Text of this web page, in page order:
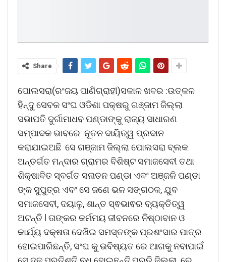
Share
ପୋଲସରା(ରଂଜୟ ପାଣିଗ୍ରାହୀ)ସକାଳ ଖବର :ଉତ୍କଳ
ହିନ୍ଦୁ ସେବକ ସଂଘ ଓଡିଶା ପକ୍ଷରୁ ଗଞ୍ଜାମ ଜିଲ୍ଲା
ସଭାପତି ଦୁର୍ଗାମାଧବ ପଣ୍ଡାଙ୍କୁ ରାଜ୍ୟ ସାଧାରଣ
ସମ୍ପାଦକ ଭାବରେ ନୂତନ ଦାୟିତ୍ୱ ପ୍ରଦାନ
କରାଯାଇଅଛି ସେ ଗଞ୍ଜାମ ଜିଲ୍ଲା ପୋଲସରା ବ୍ଲକ
ଅନ୍ତର୍ଗତ ମନ୍ଦାର ଗ୍ରାମର ବିଶିଷ୍ଟ ସମାଜସେବୀ ତଥା
ଶିକ୍ଷାବିତ ସ୍ବର୍ଗତ ସନାତନ ପଣ୍ଡା ଏବଂ ଅଞ୍ଜଳି ପଣ୍ଡା
ଙ୍କ ସୁପୁତ୍ର ଏବଂ ସେ ଜଣେ ଭଳ ସଙ୍ଗଠକ, ଯୁବ
ସମାଜସେବୀ, ଦୟାଳୁ, ଶାନ୍ତ ସ୍ଵଭାଵର ବ୍ୟକ୍ତିତ୍ୱ
ଅଟନ୍ତି l ତାଙ୍କର କର୍ମମୟ ଜୀବନରେ ନିଷ୍ଠାବାନ ଓ
କାର୍ଯ୍ୟ ଦକ୍ଷତା ଦେଖିଇ ସମସ୍ତଙ୍କ ପ୍ରଶଂସାର ପାତ୍ର
ହୋଇପାରିଛନ୍ତି, ସଂଘ କୁ ଭବିଷ୍ୟତ ରେ ଆଗକୁ ନବାପାଇଁ